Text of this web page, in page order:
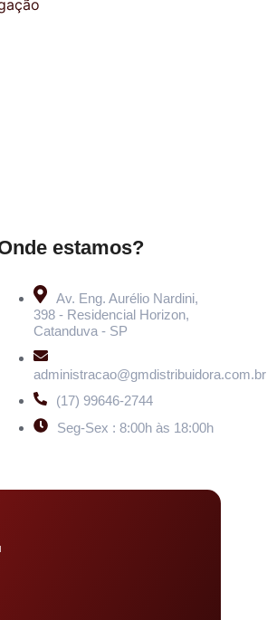
estamos?
Av. Eng. Aurélio Nardini,
398 - Residencial Horizon,
Catanduva - SP
administracao@gmdistribuidora.com.br
(17) 99646-2744
Seg-Sex : 8:00h às 18:00h